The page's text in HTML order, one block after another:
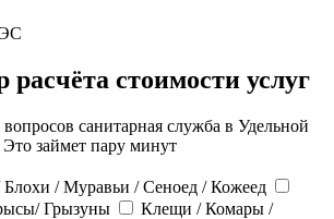
расчёта стоимости услуг
вопросов санитарная служба в Удельной
займет пару минут
/ Муравьи / Сеноед / Кожеед
Грызуны
Клещи / Комары /